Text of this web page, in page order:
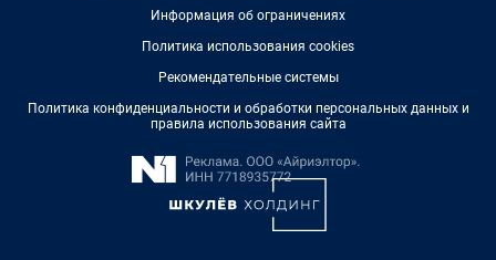
Информация об ограничениях
Политика использования cookies
Рекомендательные системы
Политика конфиденциальности и обработки персональных данных и
правила использования сайта